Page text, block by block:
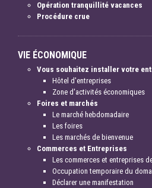
Opération tranquillité vacances
Procédure crue
VIE ÉCONOMIQUE
Vous souhaitez installer votre
Hôtel d'entreprises
Zone d'activités économiques
Foires et marchés
Le marché hebdomadaire
Les foires
Les marchés de bienvenue
Commerces et Entreprises
Les commerces et entreprises
Occupation temporaire du
Déclarer une manifestation